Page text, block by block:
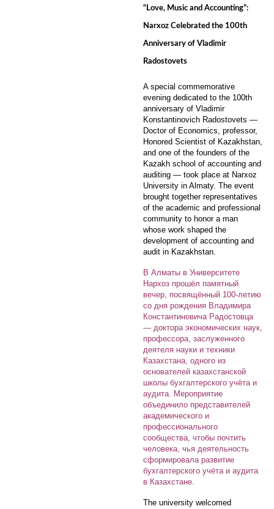
“Love, Music and Accounting”:
Narxoz Celebrated the 100th
Anniversary of Vladimir
Radostovets
A special commemorative
evening dedicated to the 100th
anniversary of Vladimir
Konstantinovich Radostovets —
Doctor of Economics, professor,
Honored Scientist of Kazakhstan,
and one of the founders of the
Kazakh school of accounting and
auditing — took place at Narxoz
University in Almaty. The event
brought together representatives
of the academic and professional
community to honor a man
whose work shaped the
development of accounting and
audit in Kazakhstan.
В Алматы в Университете
Нархоз прошёл памятный
вечер, посвящённый 100-летию
со дня рождения Владимира
Константиновича Радостовца
— доктора экономических наук,
профессора, заслуженного
деятеля науки и техники
Казахстана, одного из
основателей казахстанской
школы бухгалтерского учёта и
аудита. Мероприятие
объединило представителей
академического и
профессионального
сообщества, чтобы почтить
человека, чья деятельность
сформировала развитие
бухгалтерского учёта и аудита
в Казахстане.
The university welcomed